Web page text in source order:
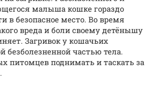
малыша кошке гораздо
в безопасное место. Во время
вреда и боли своему детёнышу
Загривок у кошачьих
безболезненной частью тела.
питомцев поднимать и таскать за